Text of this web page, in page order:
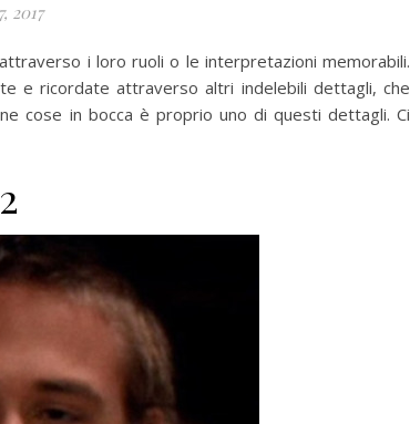
2017
i loro ruoli o le interpretazioni memorabili.
e ricordate attraverso altri indelebili dettagli, che
cose in bocca è proprio uno di questi dettagli. Ci